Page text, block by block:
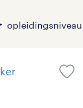
opleidingsniveau
zoek je
per